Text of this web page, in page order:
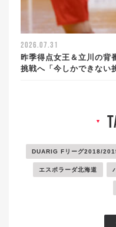
2026.07.31
昨季得点女王＆立川の背
挑戦へ「今しかできな
▼
DUARIG Fリーグ2018/
エスポラーダ北海道